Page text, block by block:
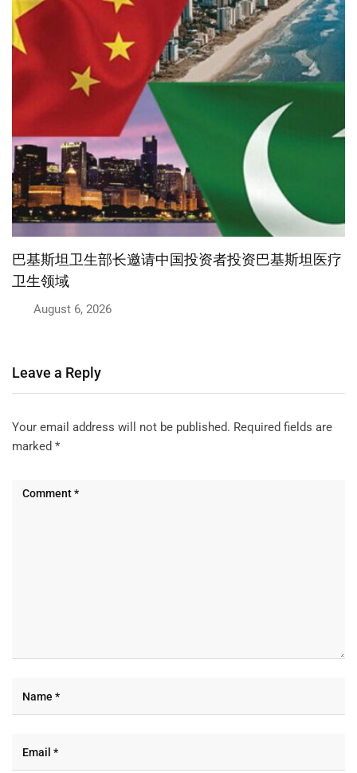
巴基斯坦将设立中国式执法调查中心
August 6, 2026
Leave a Reply
Your email address will not be published. Required fields are
marked *